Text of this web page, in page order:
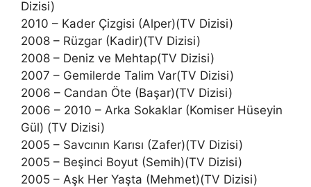
Dizisi)
2010 – Kader Çizgisi (Alper)(TV Dizisi)
2008 – Rüzgar (Kadir)(TV Dizisi)
2008 – Deniz ve Mehtap(TV Dizisi)
2007 – Gemilerde Talim Var(TV Dizisi)
2006 – Candan Öte (Başar)(TV Dizisi)
2006 – 2010 – Arka Sokaklar (Komiser Hüseyin
Gül) (TV Dizisi)
2005 – Savcının Karısı (Zafer)(TV Dizisi)
2005 – Beşinci Boyut (Semih)(TV Dizisi)
2005 – Aşk Her Yaşta (Mehmet)(TV Dizisi)